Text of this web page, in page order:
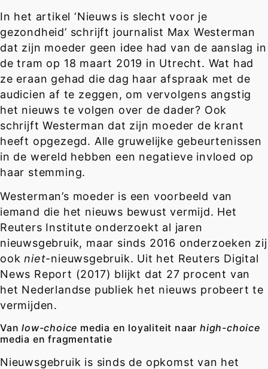
In het artikel ‘Nieuws is slecht voor je
gezondheid’ schrijft journalist Max Westerman
dat zijn moeder geen idee had van de aanslag in
de tram op 18 maart 2019 in Utrecht. Wat had
ze eraan gehad die dag haar afspraak met de
audicien af te zeggen, om vervolgens angstig
het nieuws te volgen over de dader? Ook
schrijft Westerman dat zijn moeder de krant
heeft opgezegd. Alle gruwelijke gebeurtenissen
in de wereld hebben een negatieve invloed op
haar stemming.
Westerman’s moeder is een voorbeeld van
iemand die het nieuws bewust vermijd. Het
Reuters Institute onderzoekt al jaren
nieuwsgebruik, maar sinds 2016 onderzoeken zij
ookniet-nieuwsgebruik. Uit het Reuters Digital
News Report (2017) blijkt dat 27 procent van
het Nederlandse publiek het nieuws probeert te
vermijden.
Vanlow-choice media en loyaliteit naarhigh-choice
media en fragmentatie
Nieuwsgebruik is sinds de opkomst van het